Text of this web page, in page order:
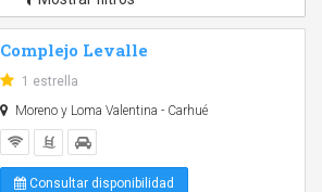
Complejo Levalle
1 estrella
Moreno y Loma Valentina - Carhué
Consultar disponibilidad